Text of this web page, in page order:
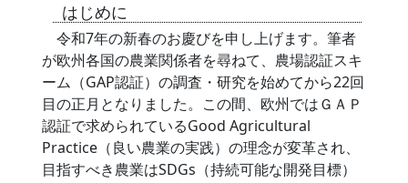
はじめに
令和7年の新春のお慶びを申し上げます。筆者
が欧州各国の農業関係者を尋ねて、農場認証スキ
ーム（GAP認証）の調査・研究を始めてから22回
目の正月となりました。この間、欧州ではＧＡＰ
認証で求められているGood Agricultural
Practice（良い農業の実践）の理念が変革され、
目指すべき農業はSDGs（持続可能な開発目標）